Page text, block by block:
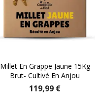
Millet En Grappe Jaune 15Kg
Brut- Cultivé En Anjou
119,99 €